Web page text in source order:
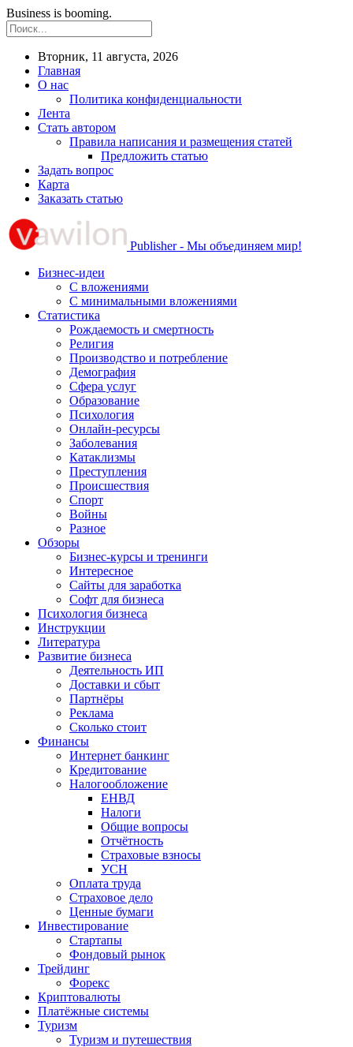
Business is booming.
Вторник, 11 августа, 2026
Главная
О нас
Политика конфиденциальности
Лента
Стать автором
Правила написания и размещения статей
Предложить статью
Задать вопрос
Карта
Заказать статью
Publisher - Мы объединяем мир!
Бизнес-идеи
С вложениями
С минимальными вложениями
Статистика
Рождаемость и смертность
Религия
Производство и потребление
Демография
Сфера услуг
Образование
Психология
Онлайн-ресурсы
Заболевания
Катаклизмы
Преступления
Происшествия
Спорт
Войны
Разное
Обзоры
Бизнес-курсы и тренинги
Интересное
Сайты для заработка
Софт для бизнеса
Психология бизнеса
Инструкции
Литература
Развитие бизнеса
Деятельность ИП
Доставки и сбыт
Партнёры
Реклама
Сколько стоит
Финансы
Интернет банкинг
Кредитование
Налогообложение
ЕНВД
Налоги
Общие вопросы
Отчётность
Страховые взносы
УСН
Оплата труда
Страховое дело
Ценные бумаги
Инвестирование
Стартапы
Фондовый рынок
Трейдинг
Форекс
Криптовалюты
Платёжные системы
Туризм
Туризм и путешествия